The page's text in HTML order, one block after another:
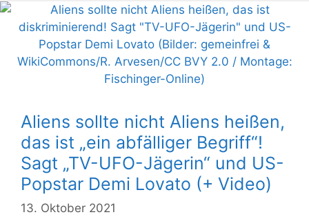
Aliens sollte nicht Aliens heißen,
das ist „ein abfälliger Begriff“!
Sagt „TV-UFO-Jägerin“ und US-
Popstar Demi Lovato (+ Video)
13. Oktober 2021